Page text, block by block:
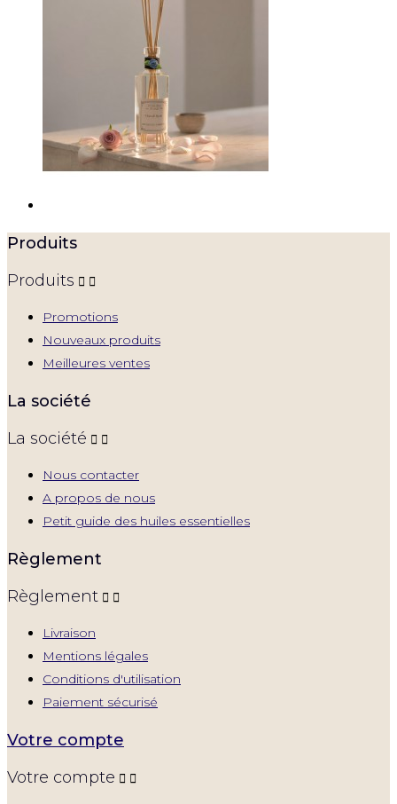
Produits
Produits  
Promotions
Nouveaux produits
Meilleures ventes
La société
La société  
Nous contacter
A propos de nous
Petit guide des huiles essentielles
Règlement
Règlement  
Livraison
Mentions légales
Conditions d'utilisation
Paiement sécurisé
Votre compte
Votre compte  